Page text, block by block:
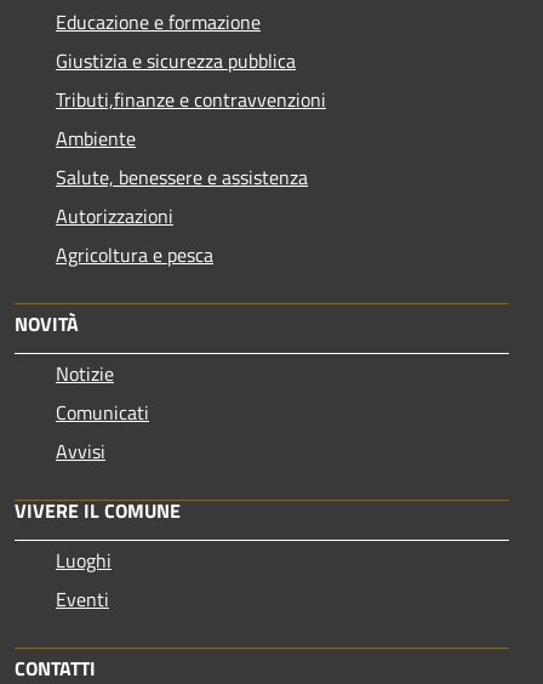
Educazione e formazione
Giustizia e sicurezza pubblica
Tributi,finanze e contravvenzioni
Ambiente
Salute, benessere e assistenza
Autorizzazioni
Agricoltura e pesca
NOVITÀ
Notizie
Comunicati
Avvisi
VIVERE IL COMUNE
Luoghi
Eventi
CONTATTI